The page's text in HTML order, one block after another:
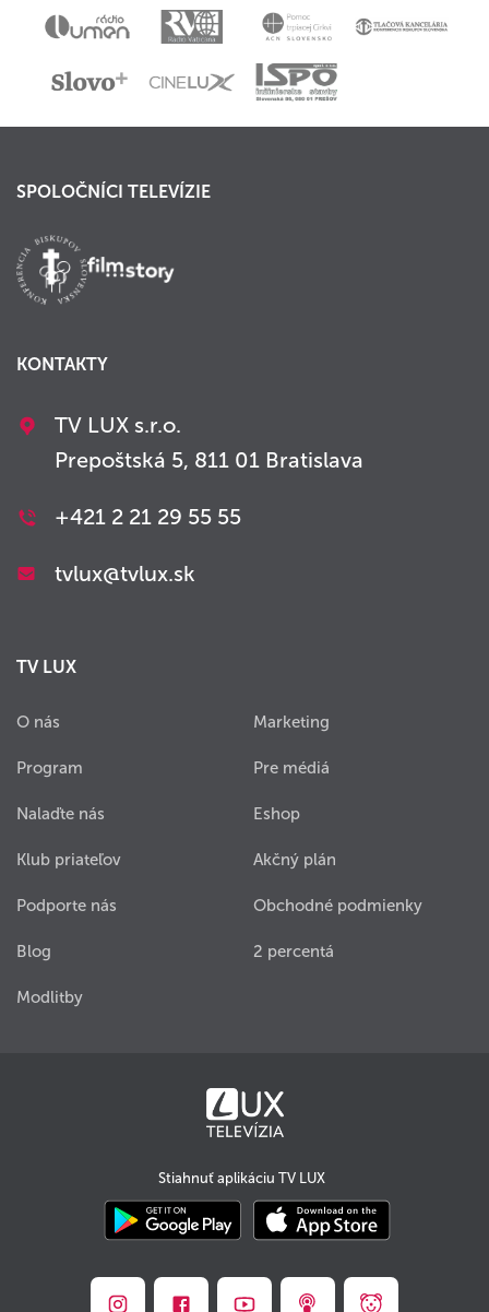
SPOLOČNÍCI TELEVÍZIE
KONTAKTY
TV LUX s.r.o.
Prepoštská 5, 811 01 Bratislava
+421 2 21 29 55 55
tvlux@tvlux.sk
TV LUX
O nás
Program
Nalaďte nás
Klub priateľov
Podporte nás
Blog
Modlitby
Marketing
Pre médiá
Eshop
Akčný plán
Obchodné podmienky
2 percentá
Stiahnuť aplikáciu TV LUX